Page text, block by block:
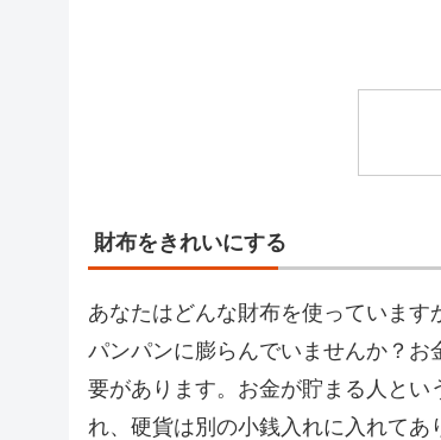
財布をきれいにする
あなたはどんな財布を使っていま
パンパンに膨らんでいませんか？
要があります。お金が貯まる人と
れ、硬貨は別の小銭入れに入れて